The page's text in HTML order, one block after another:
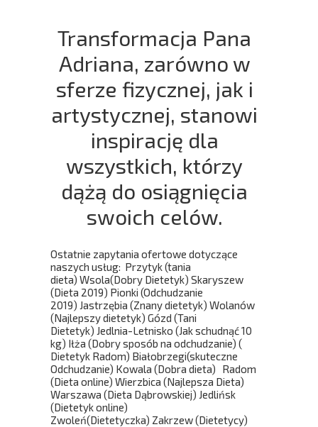
Transformacja Pana
Adriana, zarówno w
sferze fizycznej, jak i
artystycznej, stanowi
inspirację dla
wszystkich, którzy
dążą do osiągnięcia
swoich celów.
Ostatnie zapytania ofertowe dotyczące
naszych usług: Przytyk (tania
dieta) Wsola(Dobry Dietetyk) Skaryszew
(Dieta 2019) Pionki (Odchudzanie
2019) Jastrzębia (Znany dietetyk) Wolanów
(Najlepszy dietetyk) Gózd (Tani
Dietetyk) Jedlnia-Letnisko (Jak schudnąć 10
kg) Iłża (Dobry sposób na odchudzanie) (
Dietetyk Radom) Białobrzegi(skuteczne
Odchudzanie) Kowala (Dobra dieta) Radom
(Dieta online) Wierzbica (Najlepsza Dieta)
Warszawa (Dieta Dąbrowskiej) Jedlińsk
(Dietetyk online)
Zwoleń(Dietetyczka) Zakrzew (Dietetycy)